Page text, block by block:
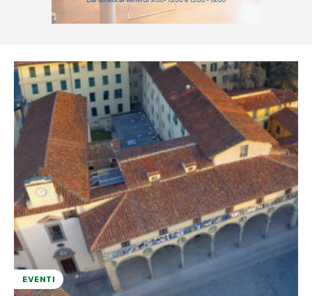
EVENTI